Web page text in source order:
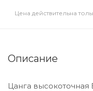
Цена действительна
Описание
Цанга высокоточная